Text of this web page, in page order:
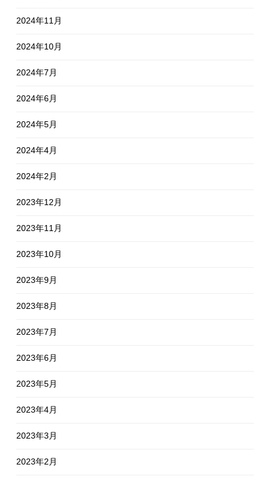
2024年11月
2024年10月
2024年7月
2024年6月
2024年5月
2024年4月
2024年2月
2023年12月
2023年11月
2023年10月
2023年9月
2023年8月
2023年7月
2023年6月
2023年5月
2023年4月
2023年3月
2023年2月